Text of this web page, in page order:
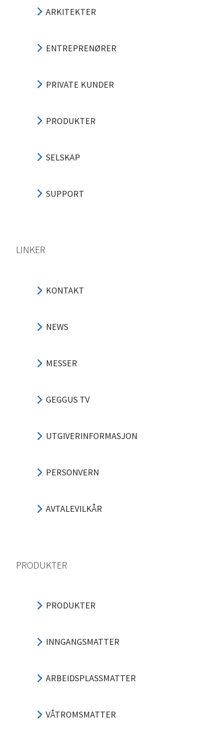
ARKITEKTER
ENTREPRENØRER
PRIVATE KUNDER
PRODUKTER
SELSKAP
SUPPORT
LINKER
KONTAKT
NEWS
MESSER
GEGGUS TV
UTGIVERINFORMASJON
PERSONVERN
AVTALEVILKÅR
PRODUKTER
PRODUKTER
INNGANGSMATTER
ARBEIDSPLASSMATTER
VÅTROMSMATTER